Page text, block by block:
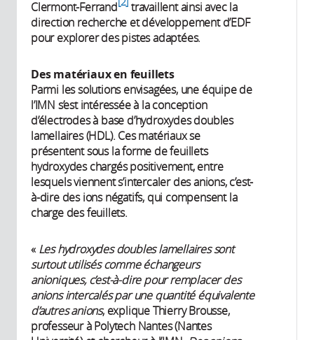
Clermont-Ferrand
travaillent ainsi avec la
direction recherche et développement d’EDF
pour explorer des pistes adaptées.
Des matériaux en feuillets
Parmi les solutions envisagées, une équipe de
l’IMN s’est intéressée à la conception
d’électrodes à base d’hydroxydes doubles
lamellaires (HDL). Ces matériaux se
présentent sous la forme de feuillets
hydroxydes chargés positivement, entre
lesquels viennent s’intercaler des anions, c’est-
à-dire des ions négatifs, qui compensent la
charge des feuillets.
« Les hydroxydes doubles lamellaires sont
surtout utilisés comme échangeurs
anioniques, c’est-à-dire pour remplacer des
anions intercalés par une quantité équivalente
d’autres anions, explique Thierry Brousse,
professeur à Polytech Nantes (Nantes